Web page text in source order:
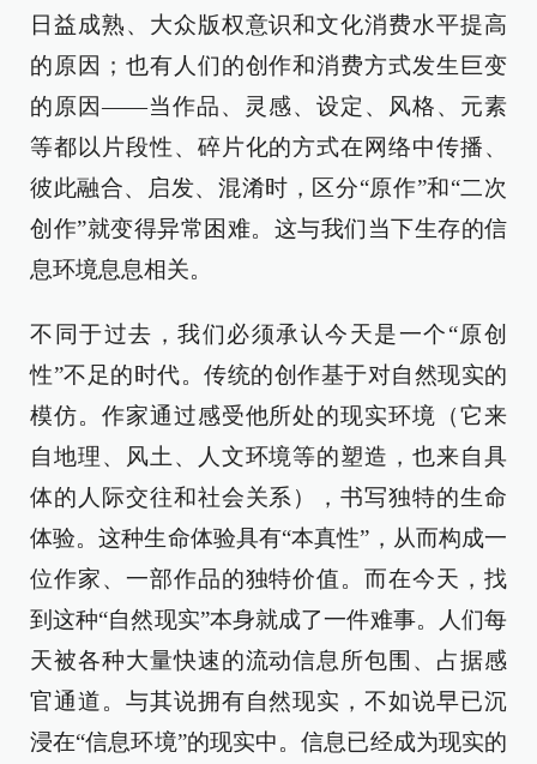
日益成熟、大众版权意识和文化消费水平提高
的原因；也有人们的创作和消费方式发生巨变
的原因——当作品、灵感、设定、风格、元素
等都以片段性、碎片化的方式在网络中传播、
彼此融合、启发、混淆时，区分“原作”和“二次
创作”就变得异常困难。这与我们当下生存的信
息环境息息相关。
不同于过去，我们必须承认今天是一个“原创
性”不足的时代。传统的创作基于对自然现实的
模仿。作家通过感受他所处的现实环境（它来
自地理、风土、人文环境等的塑造，也来自具
体的人际交往和社会关系），书写独特的生命
体验。这种生命体验具有“本真性”，从而构成一
位作家、一部作品的独特价值。而在今天，找
到这种“自然现实”本身就成了一件难事。人们每
天被各种大量快速的流动信息所包围、占据感
官通道。与其说拥有自然现实，不如说早已沉
浸在“信息环境”的现实中。信息已经成为现实的